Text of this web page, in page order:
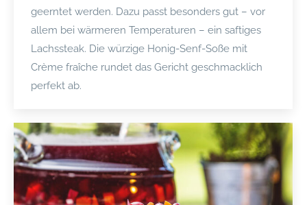
geerntet werden. Dazu passt besonders gut – vor
allem bei wärmeren Temperaturen – ein saftiges
Lachssteak. Die würzige Honig-Senf-Soße mit
Crème fraîche rundet das Gericht geschmacklich
perfekt ab.